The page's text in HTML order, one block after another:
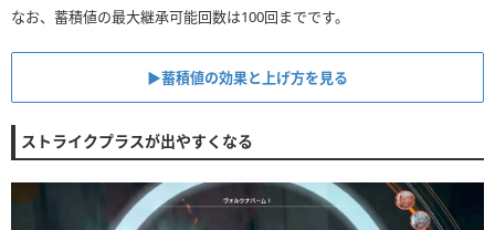
なお、蓄積値の最大継承可能回数は100回までです。
▶︎蓄積値の効果と上げ方を見る
ストライクプラスが出やすくなる